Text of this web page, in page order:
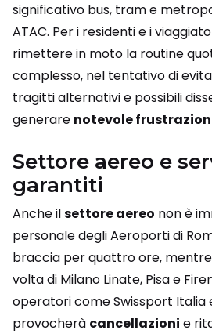
significativo bus, tram e
ATAC. Per i residenti e i
rimettere in moto la routine
complesso, nel tentativo di
tragitti alternativi e possibili
generare notevole
Settore aereo e
garantiti
Anche ilsettore aereo non è
personale degli Aeroporti di
braccia per quattro ore,
volta di Milano Linate, Pisa e
operatori come Swissport Italia
provocherà cancellazioni e